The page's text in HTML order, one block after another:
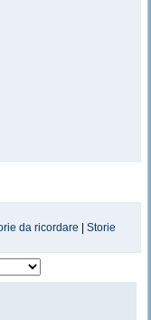
da ricordare
Storie